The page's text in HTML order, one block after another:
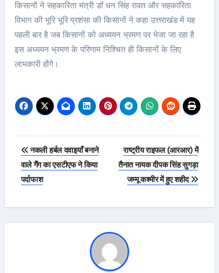
किसानों ने सहकारिता मंत्री डॉ धन सिंह रावत और सहकारिता
विभाग की भूरि भूरि प्रशंसा की किसानों ने कहा उत्तराखंड में यह
पहली बार है जब किसानों को अध्ययन भ्रमण पर भेजा जा रहा है
इस अध्ययन भ्रमण के परिणाम निश्चित ही किसानों के लिए
लाभकारी होंगे।
Post
navigation
नकली हर्बल दवाइयाँ बनाने
वाले गैंग का एसटीएफ ने किया
पर्दाफाश
राष्ट्रीय राइफल (आरआर) में
तैनात नायक दीपक सिंह सुगड़ा
जम्मू कश्मीर में हुए शहीद